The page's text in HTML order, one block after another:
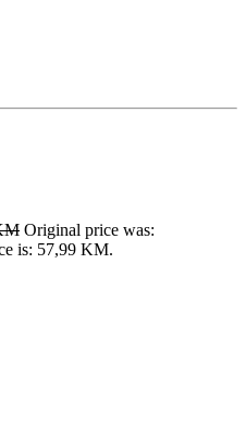
Original price was:
is: 57,99 KM.